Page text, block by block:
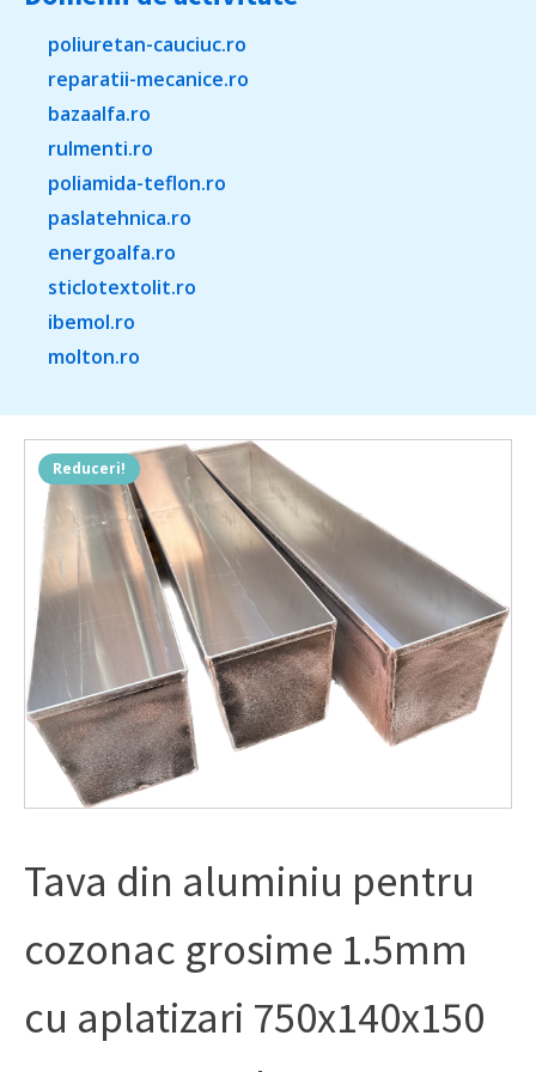
poliuretan-cauciuc.ro
reparatii-mecanice.ro
bazaalfa.ro
rulmenti.ro
poliamida-teflon.ro
paslatehnica.ro
energoalfa.ro
sticlotextolit.ro
ibemol.ro
molton.ro
Reduceri!
Tava din aluminiu pentru
cozonac grosime 1.5mm
cu aplatizari 750x140x150